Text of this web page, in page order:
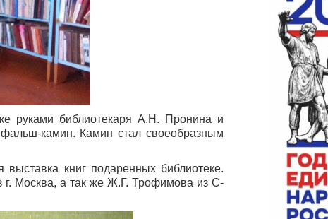
руками библиотекаря А.Н. Пронина и
камин. Камин стал своеобразным
книг подаренных библиотеке.
г. Москва, а так же Ж.Г. Трофимова из С-